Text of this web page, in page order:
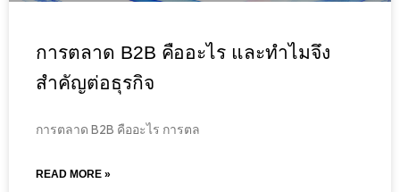
การตลาด B2B คืออะไร และทำไมจึง
สำคัญต่อธุรกิจ
การตลาด B2B คืออะไร การตล
READ MORE »